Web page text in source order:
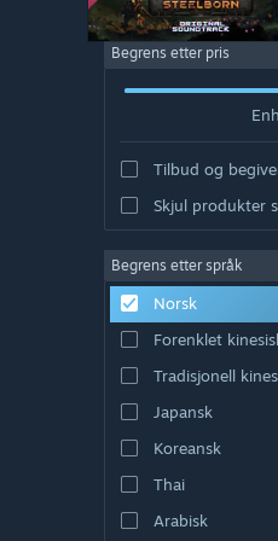
Begrens etter pris
Tilbud og
Skjul produkter
Begrens etter språk
Norsk
Forenklet
Tradisjonell
Japansk
Koreansk
Thai
Arabisk